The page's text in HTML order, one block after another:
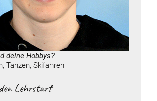
deine Hobbys?
Tanzen, Skifahren
Lehrstart